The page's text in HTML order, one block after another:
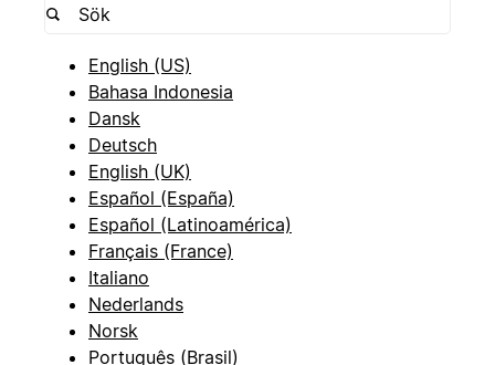
English (US)
Bahasa Indonesia
Dansk
Deutsch
English (UK)
Español (España)
Español (Latinoamérica)
Français (France)
Italiano
Nederlands
Norsk
Português (Brasil)